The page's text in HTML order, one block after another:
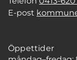
E-post
Öppettider